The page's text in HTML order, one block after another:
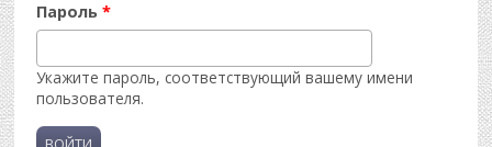
Пароль*
Укажите пароль, соответствующий вашему имени
пользователя.